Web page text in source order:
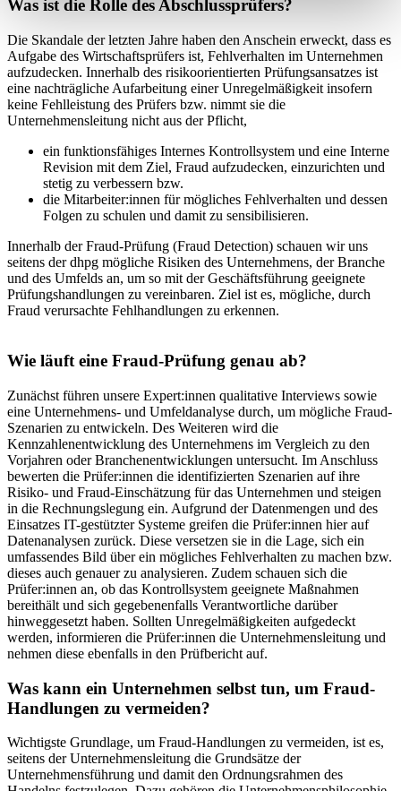
Was ist die Rolle des Abschlussprüfers?
Die Skandale der letzten Jahre haben den Anschein erweckt, dass es
Aufgabe des Wirtschaftsprüfers ist, Fehlverhalten im Unternehmen
aufzudecken. Innerhalb des risikoorientierten Prüfungsansatzes ist
eine nachträgliche Aufarbeitung einer Unregelmäßigkeit insofern
keine Fehlleistung des Prüfers bzw. nimmt sie die
Unternehmensleitung nicht aus der Pflicht,
ein funktionsfähiges Internes Kontrollsystem und eine Interne
Revision mit dem Ziel, Fraud aufzudecken, einzurichten und
stetig zu verbessern bzw.
die Mitarbeiter:innen für mögliches Fehlverhalten und dessen
Folgen zu schulen und damit zu sensibilisieren.
Innerhalb der Fraud-Prüfung (Fraud Detection) schauen wir uns
seitens der dhpg mögliche Risiken des Unternehmens, der Branche
und des Umfelds an, um so mit der Geschäftsführung geeignete
Prüfungshandlungen zu vereinbaren. Ziel ist es, mögliche, durch
Fraud verursachte Fehlhandlungen zu erkennen.
Wie läuft eine Fraud-Prüfung genau ab?
Zunächst führen unsere Expert:innen qualitative Interviews sowie
eine Unternehmens- und Umfeldanalyse durch, um mögliche Fraud-
Szenarien zu entwickeln. Des Weiteren wird die
Kennzahlenentwicklung des Unternehmens im Vergleich zu den
Vorjahren oder Branchenentwicklungen untersucht. Im Anschluss
bewerten die Prüfer:innen die identifizierten Szenarien auf ihre
Risiko- und Fraud-Einschätzung für das Unternehmen und steigen
in die Rechnungslegung ein. Aufgrund der Datenmengen und des
Einsatzes IT-gestützter Systeme greifen die Prüfer:innen hier auf
Datenanalysen zurück. Diese versetzen sie in die Lage, sich ein
umfassendes Bild über ein mögliches Fehlverhalten zu machen bzw.
dieses auch genauer zu analysieren. Zudem schauen sich die
Prüfer:innen an, ob das Kontrollsystem geeignete Maßnahmen
bereithält und sich gegebenenfalls Verantwortliche darüber
hinweggesetzt haben. Sollten Unregelmäßigkeiten aufgedeckt
werden, informieren die Prüfer:innen die Unternehmensleitung und
nehmen diese ebenfalls in den Prüfbericht auf.
Was kann ein Unternehmen selbst tun, um Fraud-
Handlungen zu vermeiden?
Wichtigste Grundlage, um Fraud-Handlungen zu vermeiden, ist es,
seitens der Unternehmensleitung die Grundsätze der
Unternehmensführung und damit den Ordnungsrahmen des